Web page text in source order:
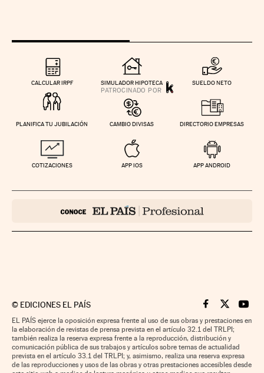
CALCULAR IRPF SIMULADOR HIPOTECA SUELDO NETO
PLANIFICA TU JUBILACIÓN CAMBIO DIVISAS DIRECTORIO EMPRESAS
COTIZACIONES APP IOS APP ANDROID
© EDICIONES EL PAÍS Cinco Días en
Cinco Días
Cinco
EL PAÍS ejerce la oposición expresa frente al uso de sus obras y prestaciones en
la elaboración de revistas de prensa prevista en el artículo 32.1 del TRLPI;
también realiza la reserva expresa frente a la reproducción, distribución y
comunicación pública de sus trabajos y artículos sobre temas de actualidad
prevista en el artículo 33.1 del TRLPI; y, asimismo, realiza una reserva expresa
de las reproducciones y usos de las obras y otras prestaciones accesibles desde